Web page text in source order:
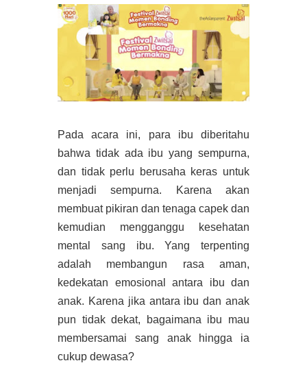
Pada acara ini, para ibu diberitahu
bahwa tidak ada ibu yang sempurna,
dan tidak perlu berusaha keras untuk
menjadi sempurna. Karena akan
membuat pikiran dan tenaga capek dan
kemudian mengganggu kesehatan
mental sang ibu. Yang terpenting
adalah membangun rasa aman,
kedekatan emosional antara ibu dan
anak. Karena jika antara ibu dan anak
pun tidak dekat, bagaimana ibu mau
membersamai sang anak hingga ia
cukup dewasa?